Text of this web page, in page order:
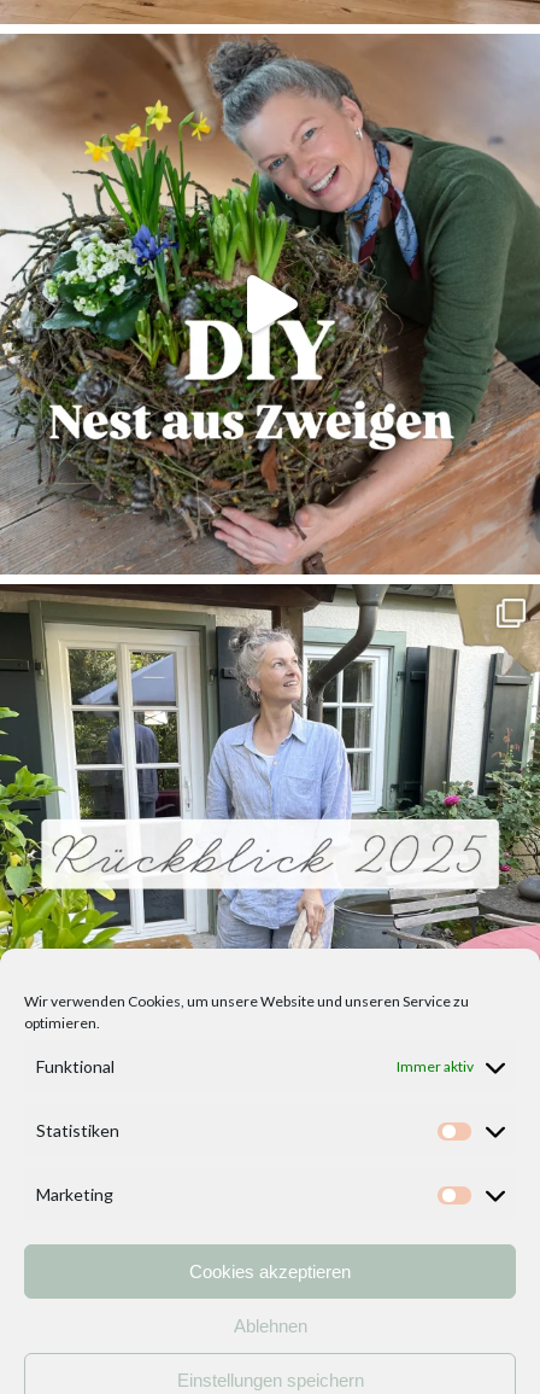
Wir verwenden Cookies, um unsere Website und unseren Service zu
optimieren.
Funktional Immer aktiv
Statistiken
Marketing
Cookies akzeptieren
Ablehnen
Einstellungen speichern
Kontakt
Impressum/ Datenschutzerklärung